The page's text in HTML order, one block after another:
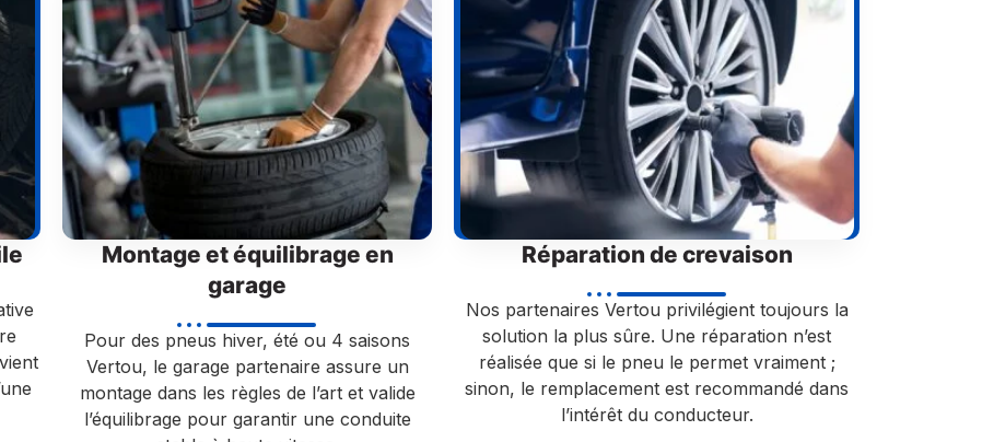
Montage et équilibrage en
garage
Pour des pneus hiver, été ou 4 saisons
Vertou, le garage partenaire assure un
montage dans les règles de l’art et valide
l’équilibrage pour garantir une conduite
Réparation de crevaison
Nos partenaires Vertou privilégient toujours la
solution la plus sûre. Une réparation n’est
réalisée que si le pneu le permet vraiment ;
sinon, le remplacement est recommandé dans
l’intérêt du conducteur.